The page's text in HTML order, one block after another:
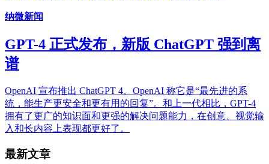
纳微新闻
GPT-4 正式发布，新版 ChatGPT 强到离
谱
OpenAI 宣布推出 ChatGPT 4。OpenAI 称它是“最先进的系
统，能生产更安全和更有用的回复”。和上一代相比，GPT-4
拥有了更广的知识面和更强的解决问题能力，在创意、视觉输
入和长内容上表现都更好了。
最新文章